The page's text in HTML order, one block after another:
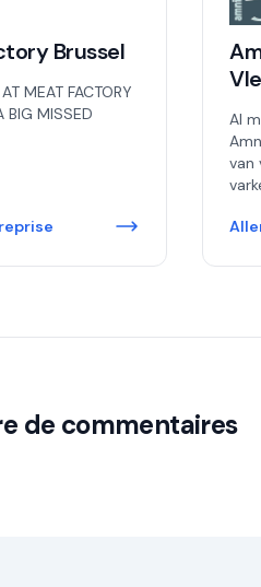
Brussel
MEAT FACTORY
BIG MISSED
Al
van
de commentaires